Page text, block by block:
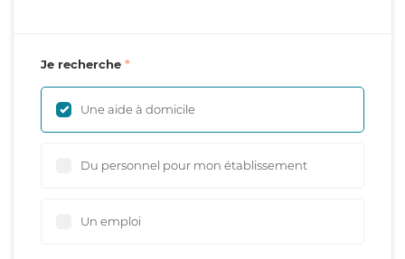
Je recherche
Une aide à domicile
Du personnel pour mon établissement
Un emploi